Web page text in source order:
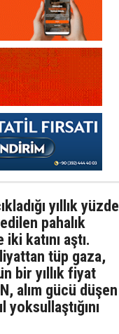
yıllık yüzde
pahalık
katını aştı.
tüp gaza,
bir yıllık fiyat
alım gücü düşen
yoksullaştığını